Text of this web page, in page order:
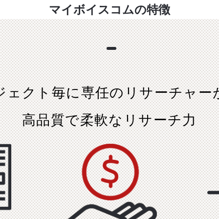
マイボイスコムの特徴
ェクト毎に専任のリサーチャー
高品質で柔軟なリサーチ力